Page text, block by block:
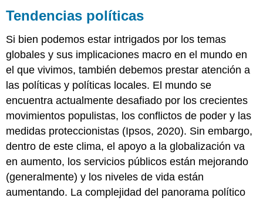
Tendencias políticas
Si bien podemos estar intrigados por los temas
globales y sus implicaciones macro en el mundo en
el que vivimos, también debemos prestar atención a
las políticas y políticas locales. El mundo se
encuentra actualmente desafiado por los crecientes
movimientos populistas, los conflictos de poder y las
medidas proteccionistas (Ipsos, 2020). Sin embargo,
dentro de este clima, el apoyo a la globalización va
en aumento, los servicios públicos están mejorando
(generalmente) y los niveles de vida están
aumentando. La complejidad del panorama político